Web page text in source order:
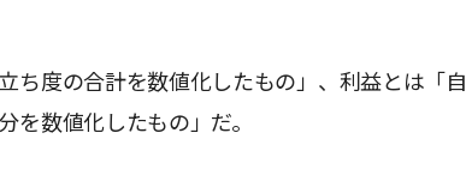
ち度の合計を数値化したもの」、利益とは「自
を数値化したもの」だ。